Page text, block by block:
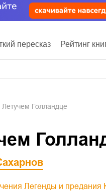
пересказ Рейтинг
Летучем Голландце
Легенды и предания